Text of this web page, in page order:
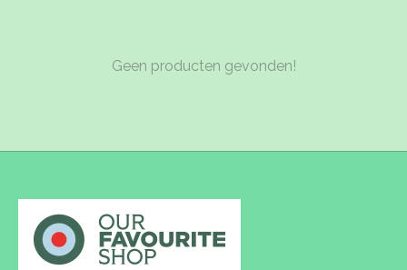
Geen producten gevonden!